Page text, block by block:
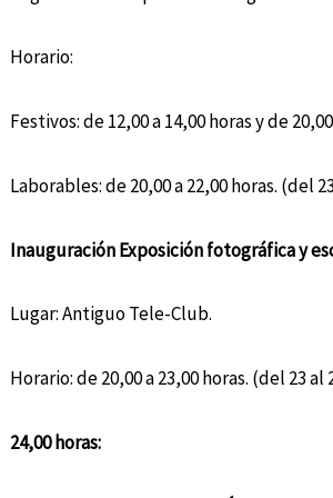
Horario:
Festivos: de 12,00 a 14,00 horas y de
Laborables: de 20,00 a 22,00 horas. (del
Inauguración Exposición fotográfica y
Lugar: Antiguo Tele-Club.
Horario: de 20,00 a 23,00 horas. (del 23
24,00 horas: